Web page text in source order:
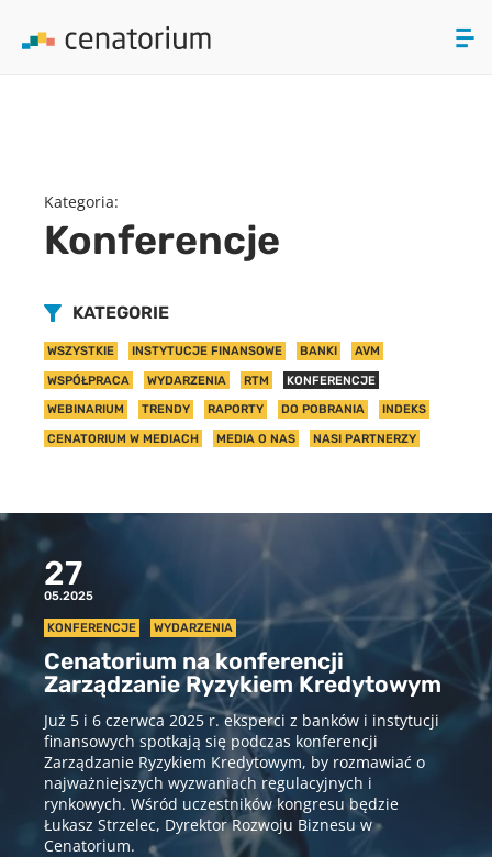
KONTAKT
Kategoria:
Konferencje
KATEGORIE
WSZYSTKIE INSTYTUCJE FINANSOWE BANKI AVM
WSPÓŁPRACA WYDARZENIA RTM KONFERENCJE
WEBINARIUM TRENDY RAPORTY DO POBRANIA INDEKS
CENATORIUM W MEDIACH MEDIA O NAS NASI PARTNERZY
27
05.2025
KONFERENCJE WYDARZENIA
Cenatorium na konferencji
Zarządzanie Ryzykiem Kredytowym
Już 5 i 6 czerwca 2025 r. eksperci z banków i instytucji
finansowych spotkają się podczas konferencji
Zarządzanie Ryzykiem Kredytowym, by rozmawiać o
najważniejszych wyzwaniach regulacyjnych i
rynkowych. Wśród uczestników kongresu będzie
Łukasz Strzelec, Dyrektor Rozwoju Biznesu w
Cenatorium.